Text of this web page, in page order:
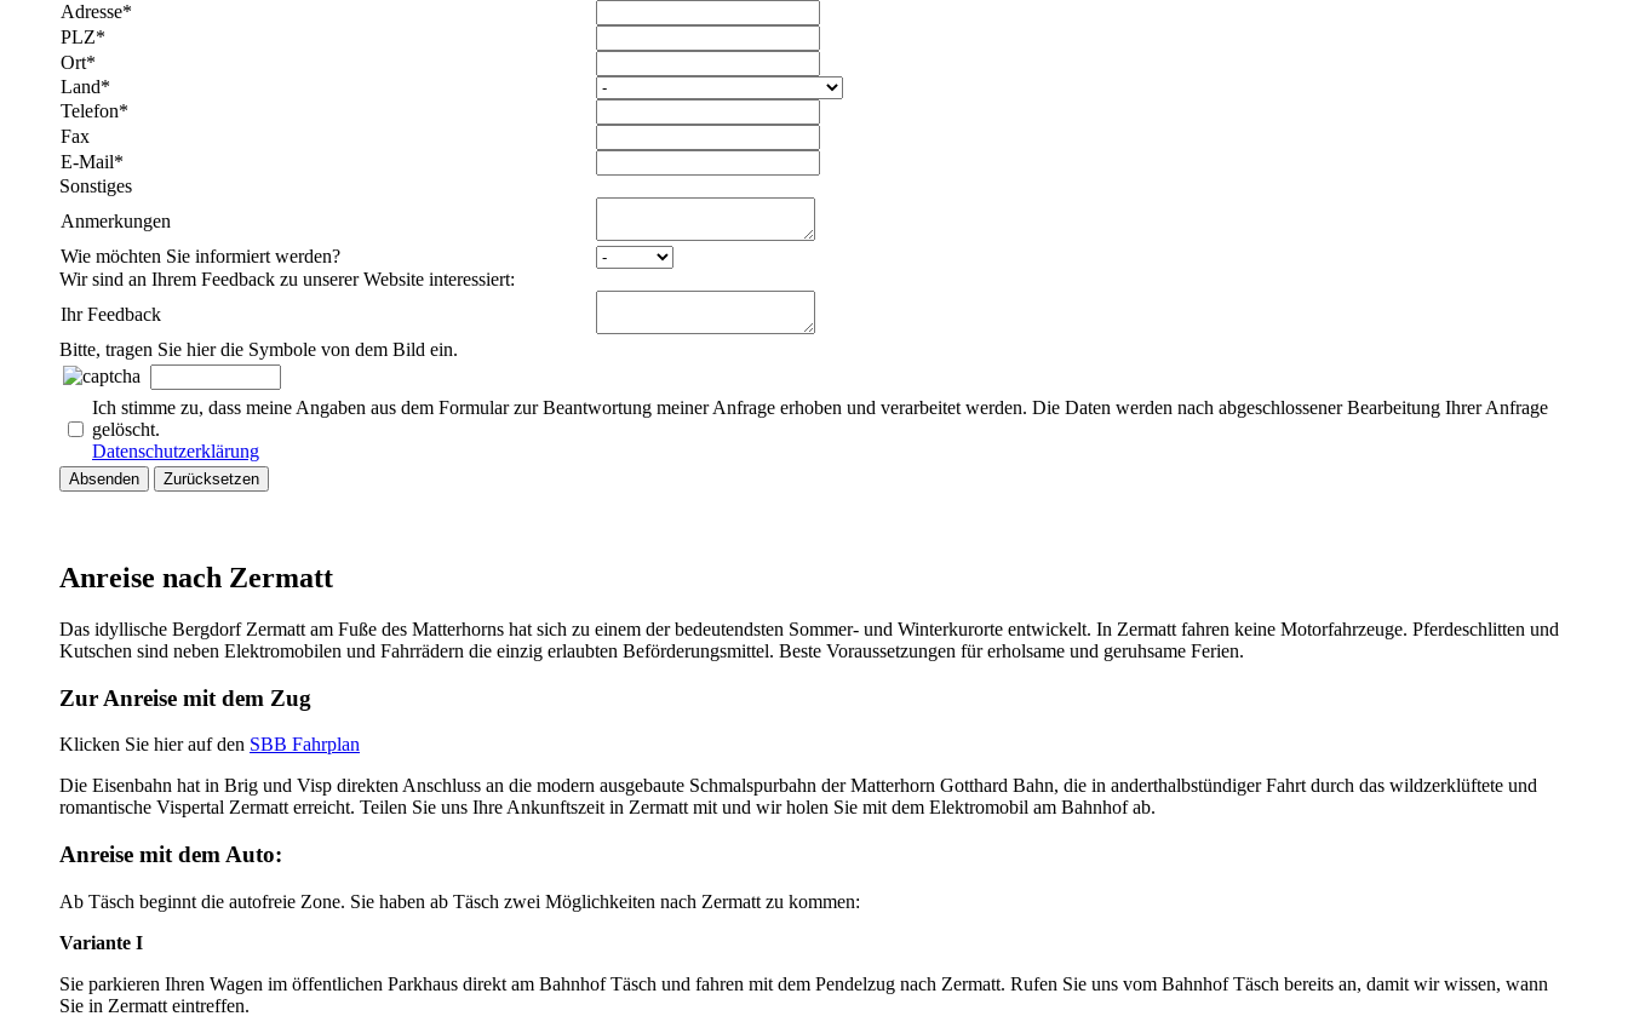
Adresse*
PLZ*
Ort*
Land*
Telefon*
Fax
E-Mail*
Sonstiges
Anmerkungen
Wie möchten Sie informiert werden?
Wir sind an Ihrem Feedback zu unserer Website interessiert:
Ihr Feedback
Bitte, tragen Sie hier die Symbole von dem Bild ein.
Ich stimme zu, dass meine Angaben aus dem Formular zur Beantwortung meiner Anfrage erhoben und verarbeitet werden. Die Daten werden nach abgeschlossener Bearbeitung Ihrer Anfrage
gelöscht.
Datenschutzerklärung
Absenden Zurücksetzen
Anreise nach Zermatt
Das idyllische Bergdorf Zermatt am Fuße des Matterhorns hat sich zu einem der bedeutendsten Sommer- und Winterkurorte entwickelt. In Zermatt fahren keine Motorfahrzeuge. Pferdeschlitten und
Kutschen sind neben Elektromobilen und Fahrrädern die einzig erlaubten Beförderungsmittel. Beste Voraussetzungen für erholsame und geruhsame Ferien.
Zur Anreise mit dem Zug
Klicken Sie hier auf den SBB Fahrplan
Die Eisenbahn hat in Brig und Visp direkten Anschluss an die modern ausgebaute Schmalspurbahn der Matterhorn Gotthard Bahn, die in anderthalbstündiger Fahrt durch das wildzerklüftete und
romantische Vispertal Zermatt erreicht. Teilen Sie uns Ihre Ankunftszeit in Zermatt mit und wir holen Sie mit dem Elektromobil am Bahnhof ab.
Anreise mit dem Auto:
Ab Täsch beginnt die autofreie Zone. Sie haben ab Täsch zwei Möglichkeiten nach Zermatt zu kommen:
Variante I
Sie parkieren Ihren Wagen im öffentlichen Parkhaus direkt am Bahnhof Täsch und fahren mit dem Pendelzug nach Zermatt. Rufen Sie uns vom Bahnhof Täsch bereits an, damit wir wissen, wann
Sie in Zermatt eintreffen.